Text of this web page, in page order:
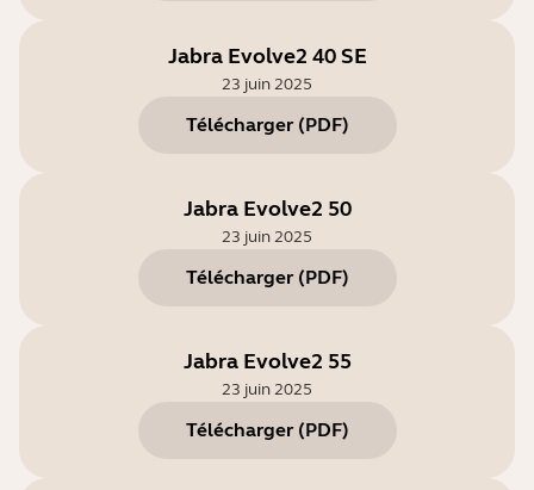
Jabra Evolve2 40 SE
23 juin 2025
Télécharger (PDF)
Jabra Evolve2 50
23 juin 2025
Télécharger (PDF)
Jabra Evolve2 55
23 juin 2025
Télécharger (PDF)